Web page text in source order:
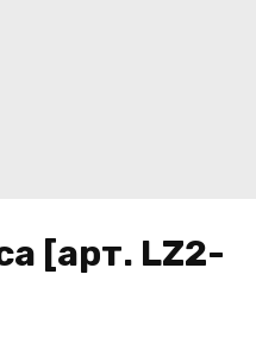
[арт. LZ2-